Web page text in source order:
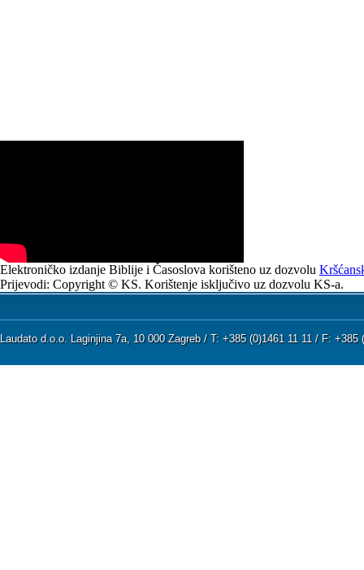
Elektroničko izdanje Biblije i Časoslova korišteno uz dozvolu
Prijevodi: Copyright © KS. Korištenje isključivo uz dozvolu KS-a.
Laudato d.o.o. Laginjina 7a, 10 000 Zagreb / T: +385 (0)1461 11 11 / F: